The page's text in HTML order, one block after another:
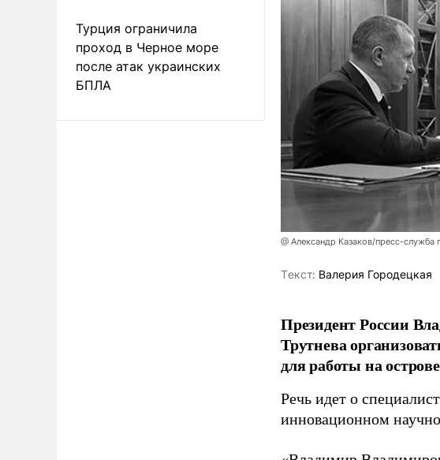
Турция ограничила
проход в Черное море
после атак украинских
БПЛА
@ Александр Казаков/пресс-
Tекст: Валерия Городецкая
Президент России
Трутнева
для работы на
Речь идет о
инновационном